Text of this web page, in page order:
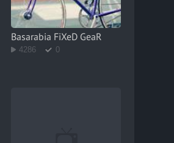
Basarabia FiXeD GeaR
4286 0